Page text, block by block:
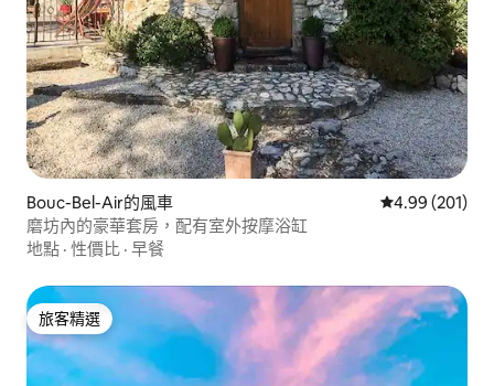
Bouc-Bel-Air的風車 從 201 則評價
4.99 (201)
磨坊內的豪華套房，配有室外按摩浴缸
地點 · 性價比 · 早餐
旅客精選
旅客精選